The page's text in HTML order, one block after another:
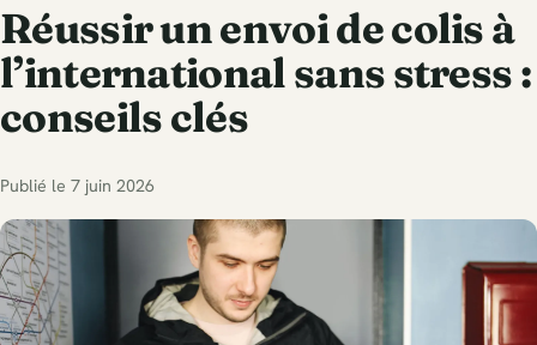
Réussir un envoi de colis à
l’international sans stress :
conseils clés
Publié le 7 juin 2026